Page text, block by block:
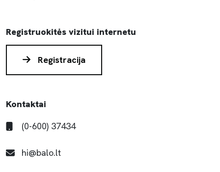
Registruokitės vizitui internetu
Registracija
Kontaktai
(0-600) 37434
hi@balo.lt